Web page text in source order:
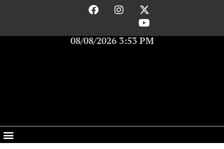
08/08/2026 3:53 PM